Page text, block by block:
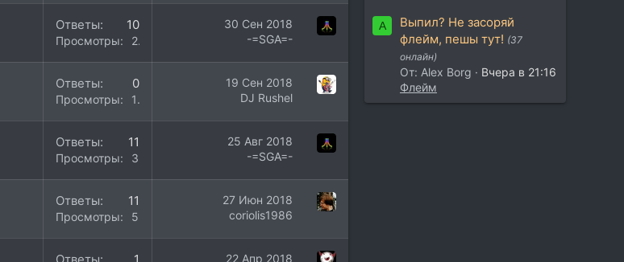
Ответы 10
Просмотры 2K
30 Сен 2018
-=SGA=-
Ответы 0
Просмотры 1K
19 Сен 2018
DJ Rushel
Ответы 11
Просмотры
25 Авг 2018
-=SGA=-
Ответы 11
Просмотры
27 Июн 2018
coriolis1986
22 Апр 2018
A
Выпил? Не засоряй
флейм, пешы тут! (37
онлайн)
От: Alex Borg
Вчера в 21:16
Флейм